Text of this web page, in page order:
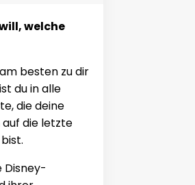
welche
besten zu dir
du in alle
die deine
die letzte
Disney-